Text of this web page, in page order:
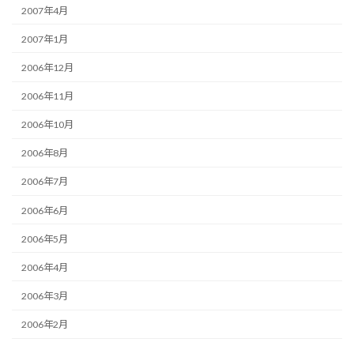
2007年4月
2007年1月
2006年12月
2006年11月
2006年10月
2006年8月
2006年7月
2006年6月
2006年5月
2006年4月
2006年3月
2006年2月